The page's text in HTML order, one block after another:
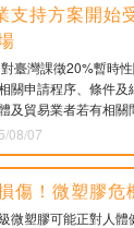
支持方案開始
臺灣課徵20%暫時
關申請程序、條件
及貿易業者若有相
08/07
傷！微塑膠
微塑膠可能正對人